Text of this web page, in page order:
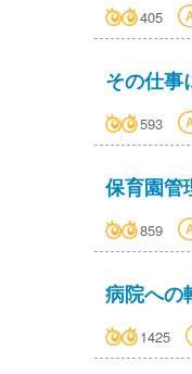
405
その仕事
593
保育園管
859
病院への
1425